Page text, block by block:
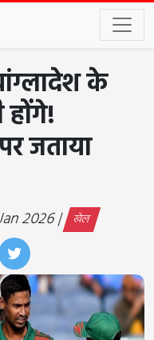
के
होंगे!
जताया
2026 | खेल